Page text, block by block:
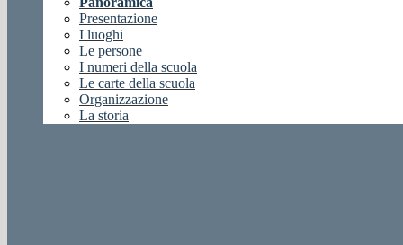
Presentazione
I luoghi
Le persone
I numeri della scuola
Le carte della scuola
Organizzazione
La storia